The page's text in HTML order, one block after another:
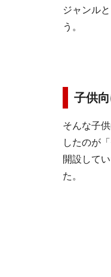
ジャンル
う。
子供
そんな子
したのが
開設して
た。